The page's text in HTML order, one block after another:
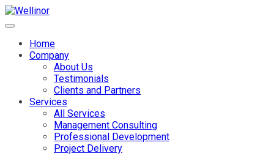
Home
Company
About Us
Testimonials
Clients and Partners
Services
All Services
Management Consulting
Professional Development
Project Delivery